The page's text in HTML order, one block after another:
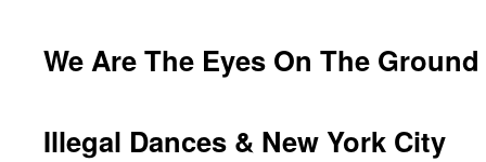
We Are The Eyes On The Ground
Illegal Dances & New York City